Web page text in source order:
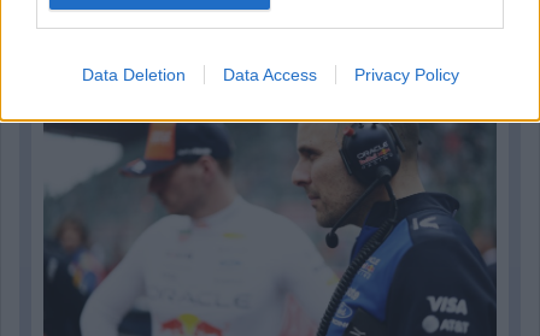
Data Deletion Data Access Privacy Policy
Sajtó: Az Aston Martintól érkezik Lambiase utódja a Red